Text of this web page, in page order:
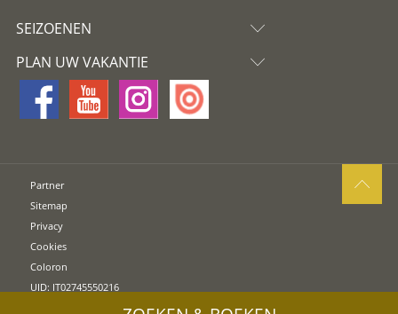
SEIZOENEN
PLAN UW VAKANTIE
Partner
Sitemap
Privacy
Cookies
Coloron
UID: IT02745550216